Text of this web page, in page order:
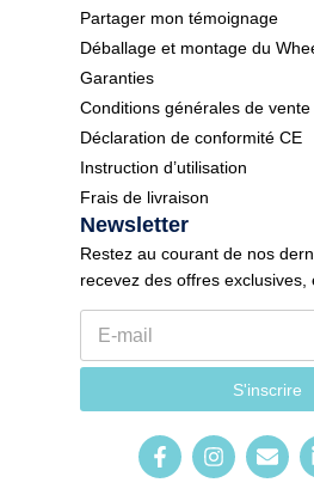
Partager mon témoignage
Déballage et montage du
Garanties
Conditions générales de vente
Déclaration de conformité CE
Instruction d’utilisation
Frais de livraison
Newsletter
Restez au courant de nos
recevez des offres exclusives,
E
m
N
w
S'inscrire